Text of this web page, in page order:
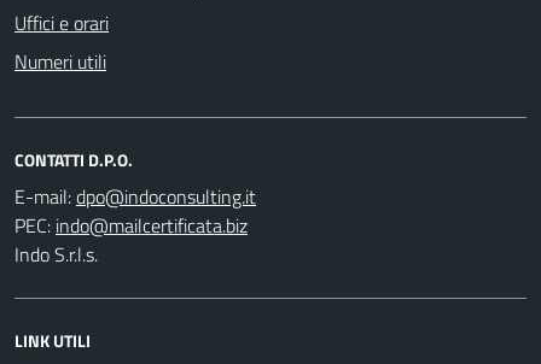
Uffici e orari
Numeri utili
CONTATTI D.P.O.
E-mail:
PEC:
Indo S.r.l.s.
LINK UTILI